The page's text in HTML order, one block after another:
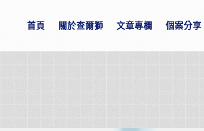
首頁 關於查爾獅 文章專欄 個案分享